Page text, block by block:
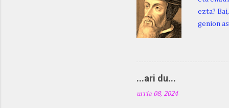
ezta?
genion
digu
Duhauk
...ari du...
urria 08, 2024